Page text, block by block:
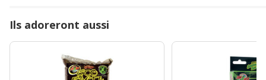
Ils adoreront aussi